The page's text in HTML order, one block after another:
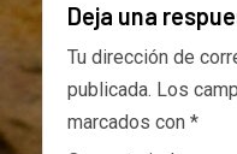
Deja una
Tu dirección de
publicada. Los
marcados con *